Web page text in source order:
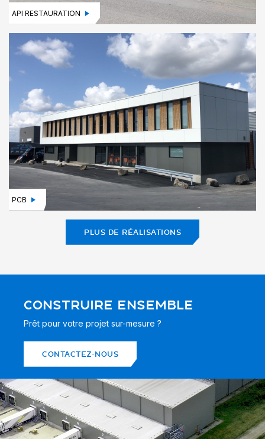
API RESTAURATION
PCB
PLUS DE RÉALISATIONS
CONSTRUIRE ENSEMBLE
Prêt pour votre projet sur-mesure ?
CONTACTEZ-NOUS